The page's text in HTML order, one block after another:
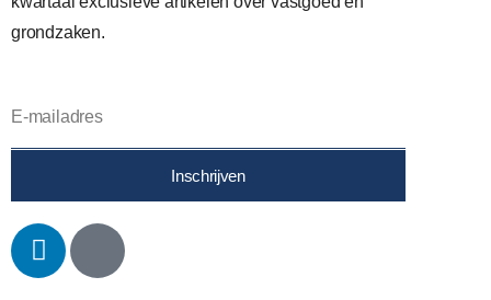
grondzaken.
Inschrijven